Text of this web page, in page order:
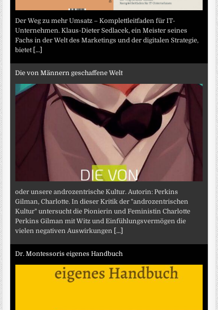
Der Weg zu mehr Umsatz – Komplettleitfaden für IT-
Unternehmen. Klaus-Dieter Sedlacek, ein Meister seines
Fachs in der Welt des Marketings und der digitalen Strategie,
bietet [...]
Die von Männern geschaffene Welt
oder unsere androzentrische Kultur. Autorin: Perkins
Gilman, Charlotte. In dieser Kritik der "androzentrischen
Kultur" untersucht die Pionierin und Feministin Charlotte
Perkins Gilman mit Witz und Einfühlungsvermögen die
vielen negativen Auswirkungen [...]
Dr. Montessoris eigenes Handbuch